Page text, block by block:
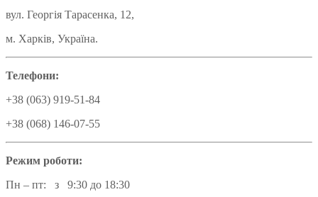
вул. Георгія Тарасенка, 12,
м. Харків, Україна.
Телефони:
+38 (063) 919-51-84
+38 (068) 146-07-55
Режим роботи:
Пн – пт: з 9:30 до 18:30